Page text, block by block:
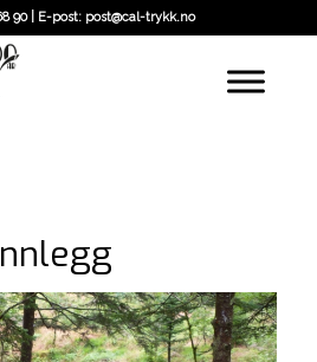
90 | E-post: post@cal-trykk.no